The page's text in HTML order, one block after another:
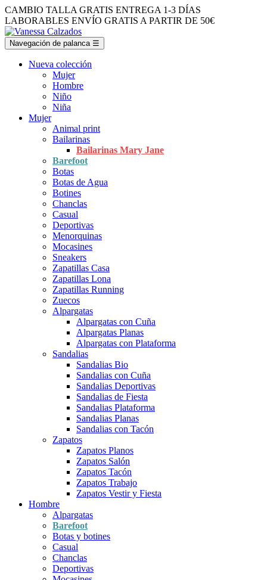
CAMBIO TALLA GRATIS ENTREGA 1-3 DÍAS
LABORABLES ENVÍO GRATIS A PARTIR DE 50€
Navegación de palanca ☰
Nueva colección
Mujer
Hombre
Niño
Niña
Mujer
Animal print
Bailarinas
Bailarinas Mary Jane
Barefoot
Botas
Botas de Agua
Botines
Chanclas
Casual
Deportivas
Menorquinas
Mocasines
Sneakers
Zapatillas Casa
Zapatillas Lona
Zapatillas Running
Zuecos
Alpargatas
Alpargatas con Cuña
Alpargatas Planas
Alpargatas con Plataforma
Sandalias
Sandalias Bio
Sandalias con Cuña
Sandalias Deportivas
Sandalias de Fiesta
Sandalias Plataforma
Sandalias Planas
Sandalias con Tacón
Zapatos
Zapatos Planos
Zapatos Salón
Zapatos Tacón
Zapatos Trabajo
Zapatos Vestir y Fiesta
Hombre
Alpargatas
Barefoot
Botas y botines
Casual
Chanclas
Deportivas